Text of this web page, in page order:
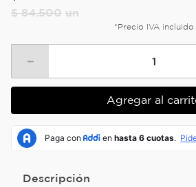
$ 84.500 un
*Precio IVA incluido
－
Agregar al
Descripción